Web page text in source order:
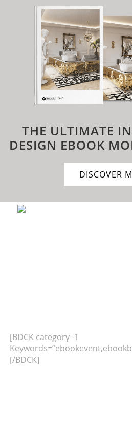
THE ULTIMATE
DESIGN EBOOK
DISCOVER
[BDCK category=1
[/BDCK]